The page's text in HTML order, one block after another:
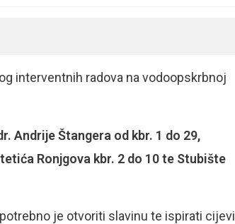
interventnih radova na vodoopskrbnoj
Andrije Štangera od kbr. 1 do 29,
Ronjgova kbr. 2 do 10 te Stubište
je otvoriti slavinu te ispirati cijevi